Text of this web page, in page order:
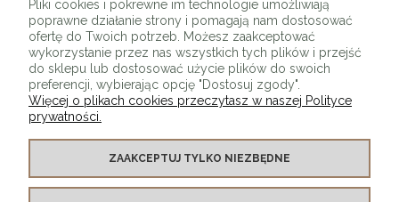
O SKLEPIE
KONTAKT Z NAMI
Pliki cookies i pokrewne im technologie umożliwiają
poprawne działanie strony i pomagają nam dostosować
ofertę do Twoich potrzeb. Możesz zaakceptować
wykorzystanie przez nas wszystkich tych plików i przejść
do sklepu lub dostosować użycie plików do swoich
preferencji, wybierając opcję "Dostosuj zgody".
Więcej o plikach cookies przeczytasz w naszej Polityce
prywatności.
ZAAKCEPTUJ TYLKO NIEZBĘDNE